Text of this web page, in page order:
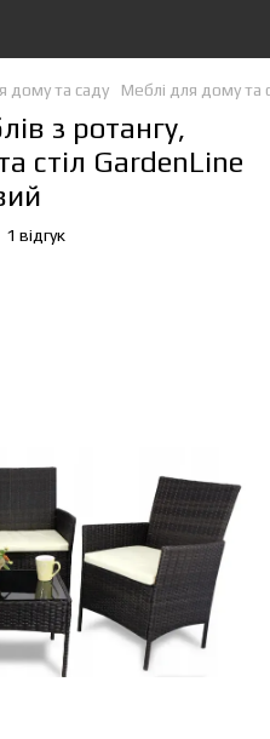
дому та саду Меблі для дому та
з ротангу,
стіл GardenLine
1 відгук